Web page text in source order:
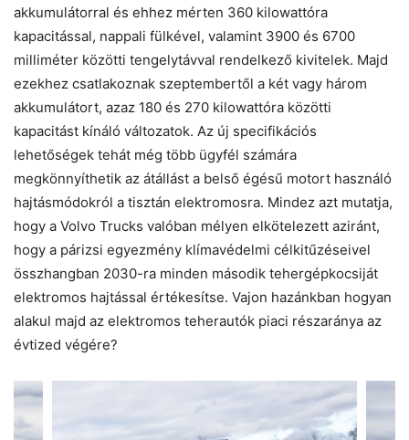
akkumulátorral és ehhez mérten 360 kilowattóra
kapacitással, nappali fülkével, valamint 3900 és 6700
milliméter közötti tengelytávval rendelkező kivitelek. Majd
ezekhez csatlakoznak szeptembertől a két vagy három
akkumulátort, azaz 180 és 270 kilowattóra közötti
kapacitást kínáló változatok. Az új specifikációs
lehetőségek tehát még több ügyfél számára
megkönnyíthetik az átállást a belső égésű motort használó
hajtásmódokról a tisztán elektromosra. Mindez azt mutatja,
hogy a Volvo Trucks valóban mélyen elkötelezett aziránt,
hogy a párizsi egyezmény klímavédelmi célkitűzéseivel
összhangban 2030-ra minden második tehergépkocsiját
elektromos hajtással értékesítse. Vajon hazánkban hogyan
alakul majd az elektromos teherautók piaci részaránya az
évtized végére?